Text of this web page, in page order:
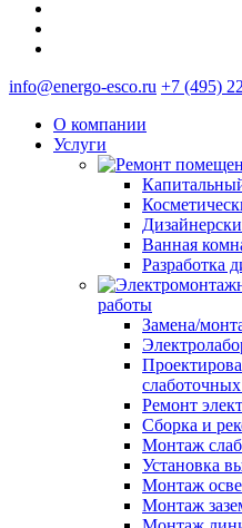
info@energo-esco.ru +7 (495)
О компании
Услуги
Ванная
Разработка
работы
Замена/
Ремонт
Сборка и
Монтаж
Установка
Монтаж
Монтаж